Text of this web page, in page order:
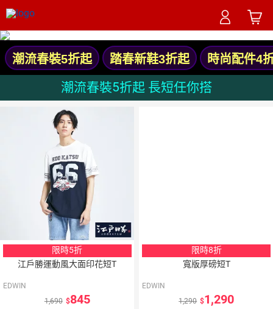
潮流春裝5折起 踏春新鞋3折起 時尚配件4
潮流春裝5折起 長短任你搭
限時5折
江戶勝運動風大面印花短T
EDWIN
1,690
845
限時8折
寬版厚磅短T
EDWIN
1,290
1,290